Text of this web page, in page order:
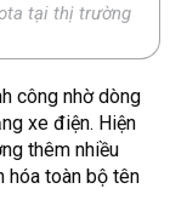
tại thị trường
công nhờ dòng
xe điện. Hiện
thêm nhiều
hóa toàn bộ tên